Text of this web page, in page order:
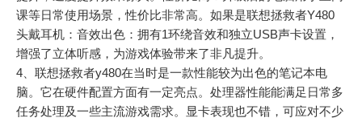
课等日常使用场景，性价比非常高。如果是联想拯救者Y480
头戴耳机：音效出色：拥有1环绕音效和独立USB声卡设置，
增强了立体听感，为游戏体验带来了非凡提升。
4、联想拯救者y480在当时是一款性能较为出色的笔记本电
脑。它在硬件配置方面有一定亮点。处理器性能能满足日常多
任务处理及一些主流游戏需求。显卡表现也不错，可应对不少